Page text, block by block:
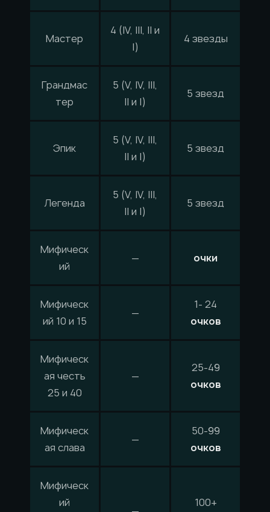
Мастер
4 (IV, III, II и
I)
4 звезды
Грандмас
тер
5 (V, IV, III,
II и I)
5 звезд
Эпик
5 (V, IV, III,
II и I)
5 звезд
Легенда
5 (V, IV, III,
II и I)
5 звезд
Мифическ
ий
— очки
Мифическ
ий 10 и 15
—
1- 24
очков
Мифическ
ая честь
25 и 40
—
25-49
очков
Мифическ
ая слава
—
50-99
очков
Мифическ
ий
100+